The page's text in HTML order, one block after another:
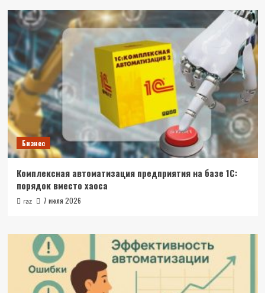
Бизнес
Комплексная автоматизация предприятия на базе 1С:
порядок вместо хаоса
raz 7 июля 2026